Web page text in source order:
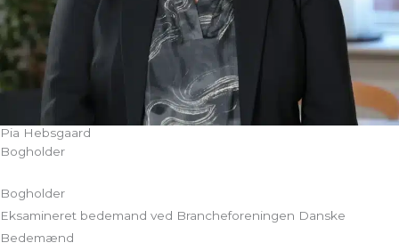
Pia Hebsgaard
Bogholder
Bogholder
Eksamineret bedemand ved Brancheforeningen Danske
Bedemænd